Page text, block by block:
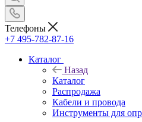
Телефоны
+7 495-782-87-16
Каталог
Назад
Каталог
Распродажа
Кабели и провода
Инструменты для